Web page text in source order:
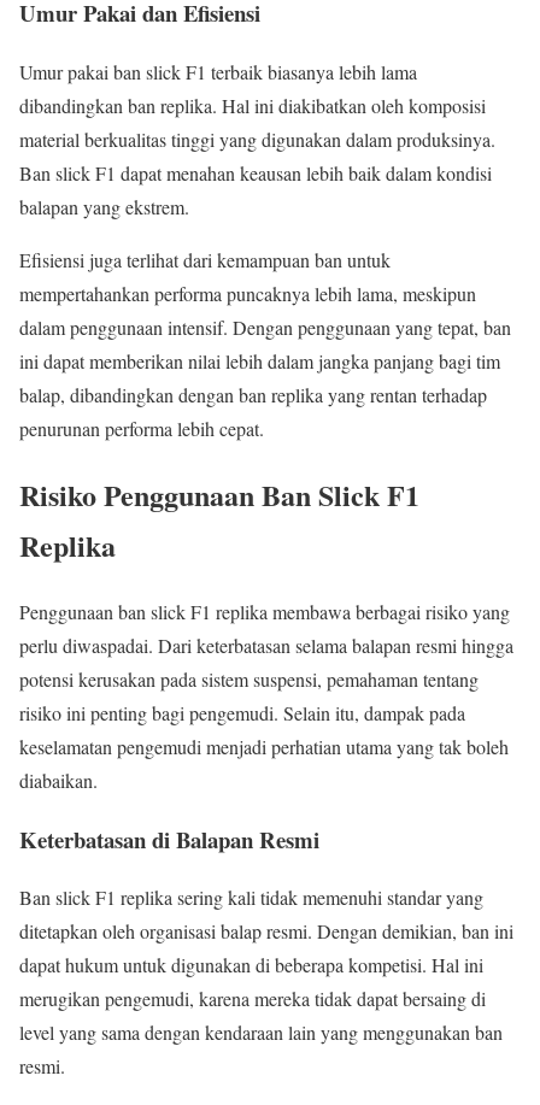
Umur Pakai dan Efisiensi
Umur pakai ban slick F1 terbaik biasanya lebih lama
dibandingkan ban replika. Hal ini diakibatkan oleh komposisi
material berkualitas tinggi yang digunakan dalam produksinya.
Ban slick F1 dapat menahan keausan lebih baik dalam kondisi
balapan yang ekstrem.
Efisiensi juga terlihat dari kemampuan ban untuk
mempertahankan performa puncaknya lebih lama, meskipun
dalam penggunaan intensif. Dengan penggunaan yang tepat, ban
ini dapat memberikan nilai lebih dalam jangka panjang bagi tim
balap, dibandingkan dengan ban replika yang rentan terhadap
penurunan performa lebih cepat.
Risiko Penggunaan Ban Slick F1
Replika
Penggunaan ban slick F1 replika membawa berbagai risiko yang
perlu diwaspadai. Dari keterbatasan selama balapan resmi hingga
potensi kerusakan pada sistem suspensi, pemahaman tentang
risiko ini penting bagi pengemudi. Selain itu, dampak pada
keselamatan pengemudi menjadi perhatian utama yang tak boleh
diabaikan.
Keterbatasan di Balapan Resmi
Ban slick F1 replika sering kali tidak memenuhi standar yang
ditetapkan oleh organisasi balap resmi. Dengan demikian, ban ini
dapat hukum untuk digunakan di beberapa kompetisi. Hal ini
merugikan pengemudi, karena mereka tidak dapat bersaing di
level yang sama dengan kendaraan lain yang menggunakan ban
resmi.